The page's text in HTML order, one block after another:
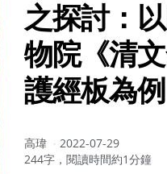
之探討：
物院《清
護經板為例
作
者：
高瑋
2022-07-29
244字，閱讀時間約1分鐘